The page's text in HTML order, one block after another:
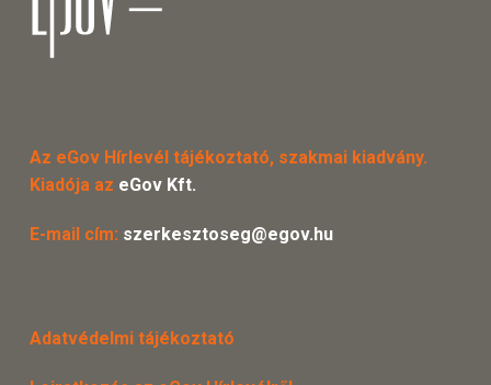
Az eGov Hírlevél tájékoztató, szakmai kiadvány.
Kiadója az eGov Kft.
E-mail cím: szerkesztoseg@egov.hu
Adatvédelmi tájékoztató